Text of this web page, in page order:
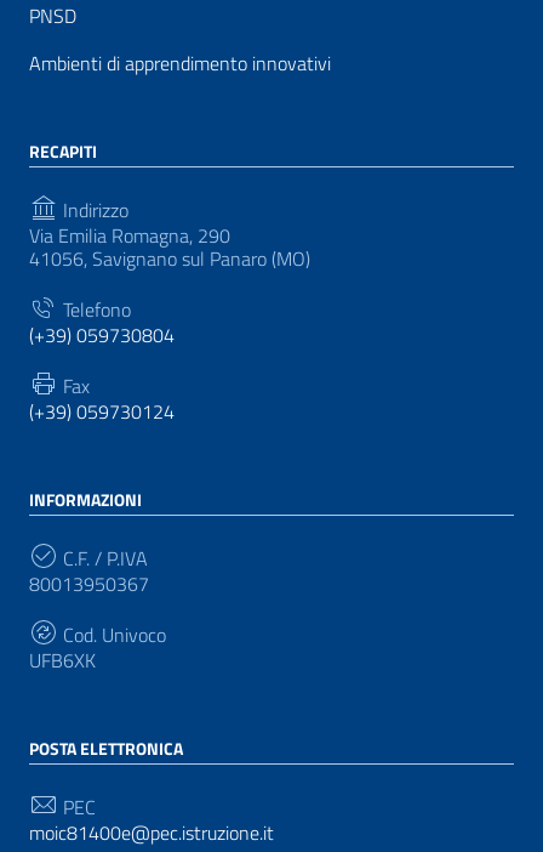
PNSD
Ambienti di apprendimento innovativi
RECAPITI
Indirizzo
Via Emilia Romagna, 290
41056, Savignano sul Panaro (MO)
Telefono
(+39) 059730804
Fax
(+39) 059730124
INFORMAZIONI
C.F. / P.IVA
80013950367
Cod. Univoco
UFB6XK
POSTA ELETTRONICA
PEC
moic81400e@pec.istruzione.it